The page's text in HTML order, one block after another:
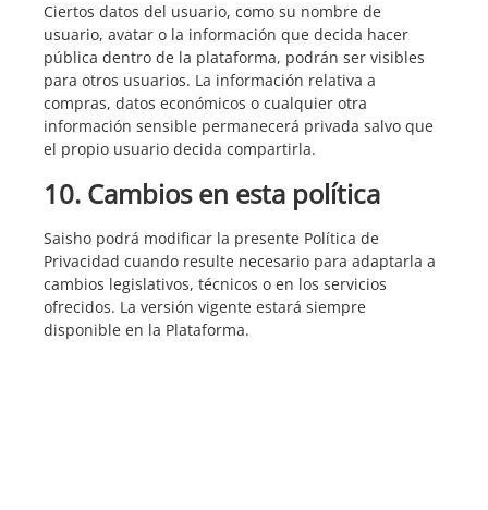
Ciertos datos del usuario, como su nombre de
usuario, avatar o la información que decida hacer
pública dentro de la plataforma, podrán ser visibles
para otros usuarios. La información relativa a
compras, datos económicos o cualquier otra
información sensible permanecerá privada salvo que
el propio usuario decida compartirla.
10. Cambios en esta política
Saisho podrá modificar la presente Política de
Privacidad cuando resulte necesario para adaptarla a
cambios legislativos, técnicos o en los servicios
ofrecidos. La versión vigente estará siempre
disponible en la Plataforma.